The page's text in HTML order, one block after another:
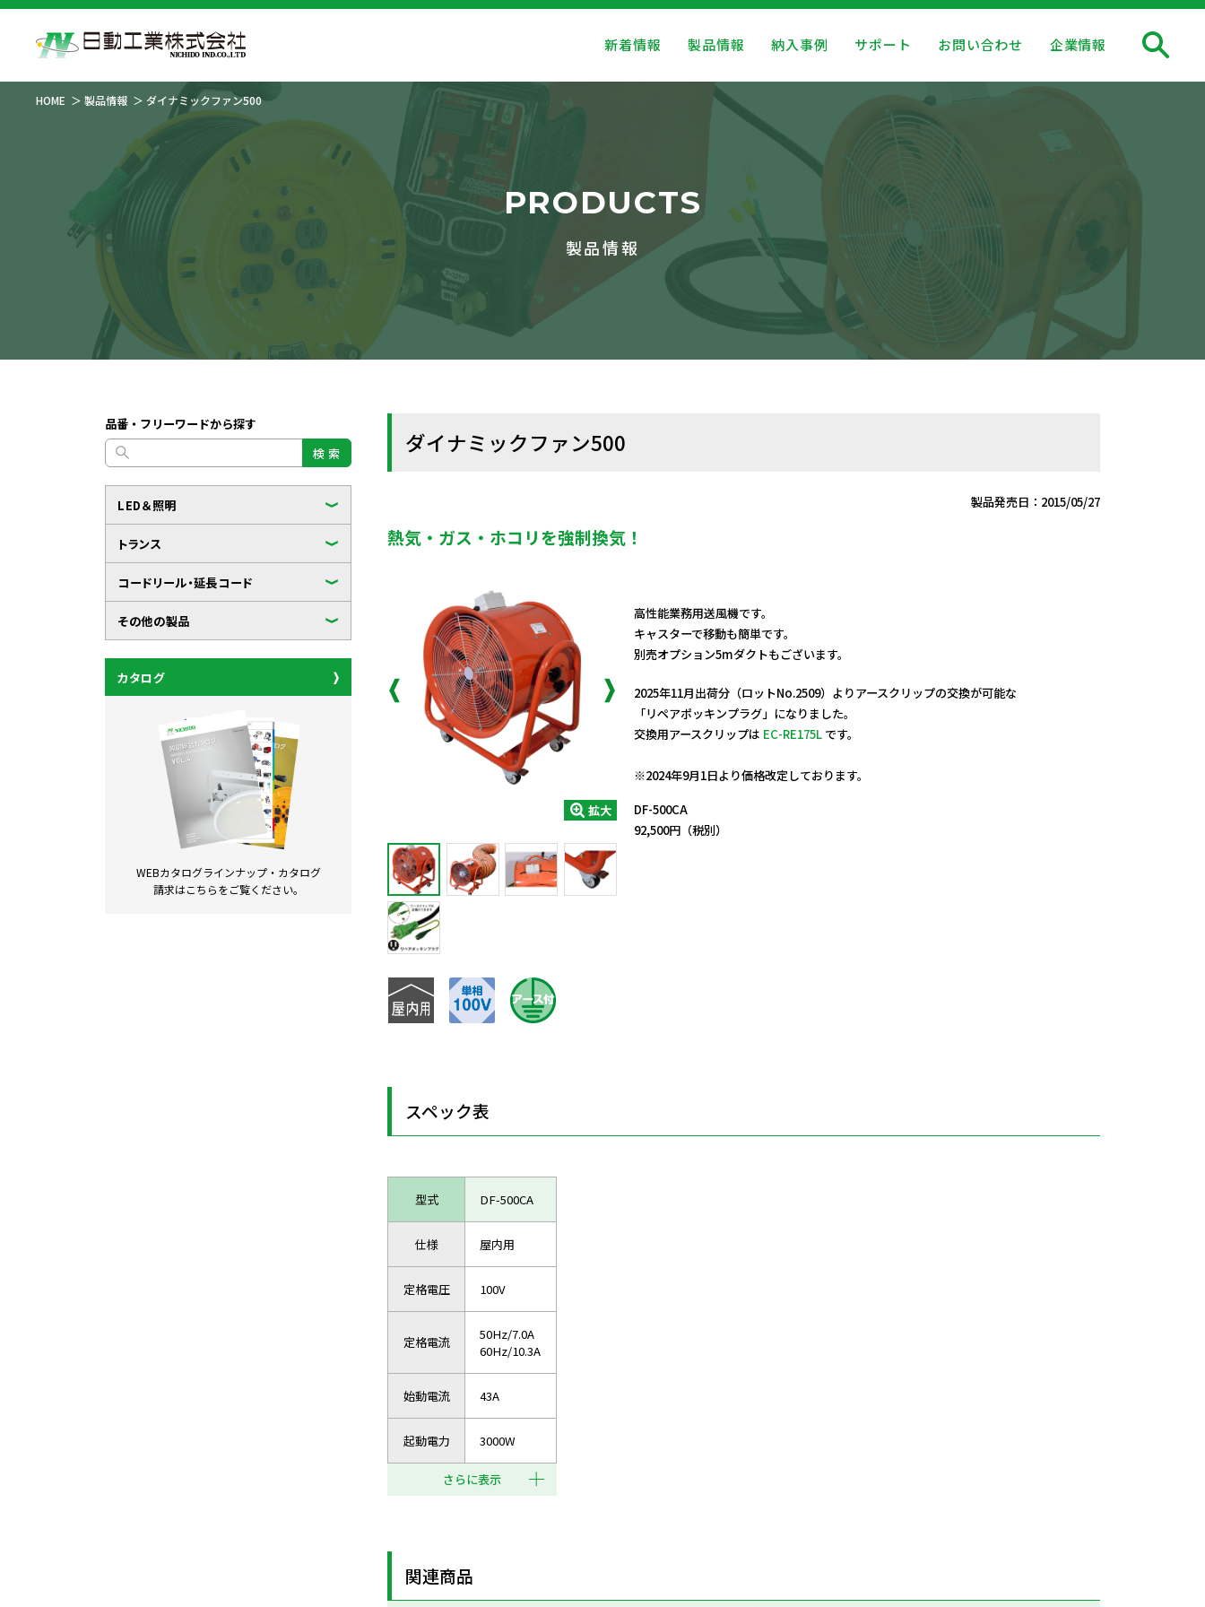
新着情報 製品情報 納入事例 サポート お問い合わせ 企業情報
HOME 製品情報 ダイナミックファン500
PRODUCTS
製品情報
品番・フリーワードから探す
検 索
LED＆照明
トランス
コードリール・延長コード
その他の製品
カタログ
WEBカタログラインナップ・ カタログ
請求はこちらをご覧ください。
ダイナミックファン500
製品発売日：2015/05/27
熱気・ガス・ホコリを強制換気！
拡大
高性能業務用送風機です。
キャスターで移動も簡単です。
別売オプション5mダクトもございます。
2025年11月出荷分（ロットNo.2509）よりアースクリップの交換が可能な
「リペアポッキンプラグ」になりました。
交換用アースクリップは EC-RE175Lです。
※2024年9月1日より価格改定しております。
DF-500CA
92,500円（税別）
スペック表
型式 DF-500CA
仕様 屋内用
定格電圧 100V
定格電流
50Hz/7.0A
60Hz/10.3A
始動電流 43A
起動電力 3000W
さらに表示
関連商品